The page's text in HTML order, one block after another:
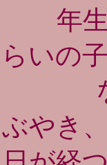
年
らいの
やき